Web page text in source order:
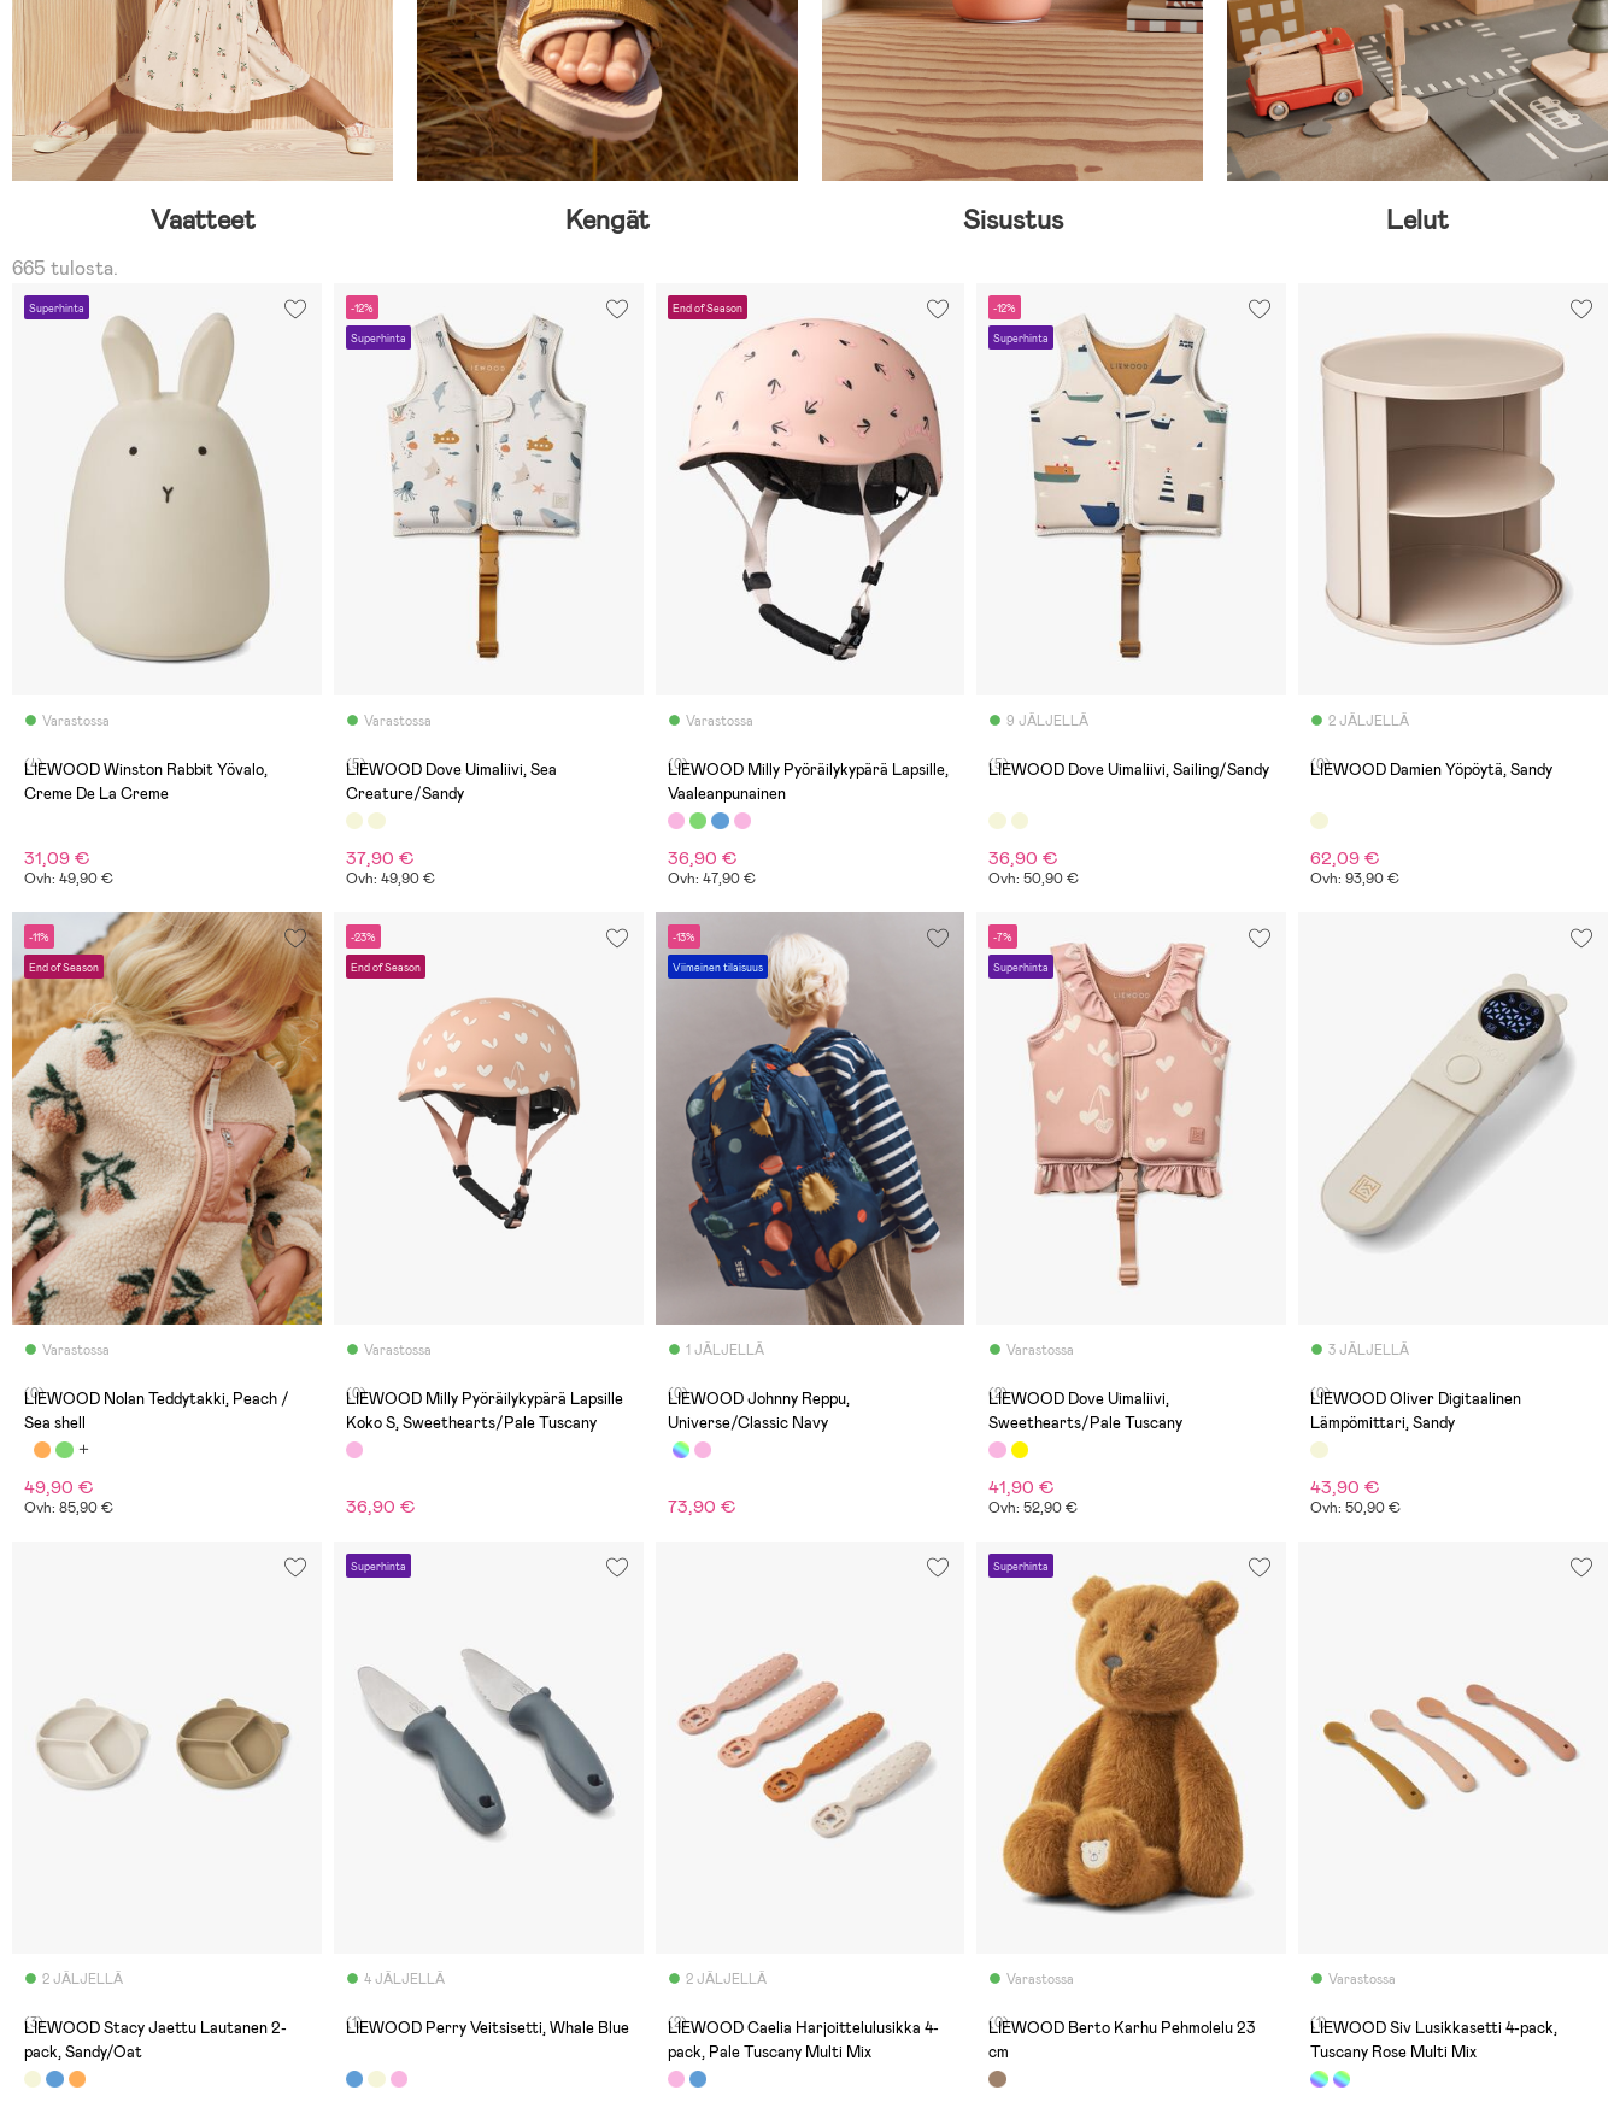
Vaatteet Kengät Sisustus Lelut
665 tulosta.
Superhinta
Varastossa
(4)
LIEWOOD Winston Rabbit Yövalo,
Creme De La Creme
31,09 €
Ovh: 49,90 €
-12%
Superhinta
Varastossa
(5)
LIEWOOD Dove Uimaliivi, Sea
Creature/Sandy
37,90 €
Ovh: 49,90 €
End of Season
Varastossa
(0)
LIEWOOD Milly Pyöräilykypärä Lapsille,
Vaaleanpunainen
36,90 €
Ovh: 47,90 €
-12%
Superhinta
9 JÄLJELLÄ
(5)
LIEWOOD Dove Uimaliivi, Sailing/Sandy
36,90 €
Ovh: 50,90 €
2 JÄLJELLÄ
(0)
LIEWOOD Damien Yöpöytä, Sandy
62,09 €
Ovh: 93,90 €
-11%
End of Season
Varastossa
(0)
LIEWOOD Nolan Teddytakki, Peach /
Sea shell
49,90 €
Ovh: 85,90 €
-23%
End of Season
Varastossa
(0)
LIEWOOD Milly Pyöräilykypärä Lapsille
Koko S, Sweethearts/Pale Tuscany
36,90 €
-13%
Viimeinen tilaisuus
1 JÄLJELLÄ
(0)
LIEWOOD Johnny Reppu,
Universe/Classic Navy
73,90 €
-7%
Superhinta
Varastossa
(2)
LIEWOOD Dove Uimaliivi,
Sweethearts/Pale Tuscany
41,90 €
Ovh: 52,90 €
3 JÄLJELLÄ
(0)
LIEWOOD Oliver Digitaalinen
Lämpömittari, Sandy
43,90 €
Ovh: 50,90 €
2 JÄLJELLÄ
(3)
LIEWOOD Stacy Jaettu Lautanen 2-
pack, Sandy/Oat
Superhinta
4 JÄLJELLÄ
(1)
LIEWOOD Perry Veitsisetti, Whale Blue
2 JÄLJELLÄ
(2)
LIEWOOD Caelia Harjoittelulusikka 4-
pack, Pale Tuscany Multi Mix
Superhinta
Varastossa
(0)
LIEWOOD Berto Karhu Pehmolelu 23
cm
Varastossa
(1)
LIEWOOD Siv Lusikkasetti 4-pack,
Tuscany Rose Multi Mix